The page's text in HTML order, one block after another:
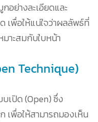
อย่างละเอียดและ
เพื่อให้แน่ใจว่าผลลัพธ์ที่
มาะสมกับใบหน้า
Technique)
เปิด (Open) ซึ่ง
เพื่อให้สามารถมองเห็น